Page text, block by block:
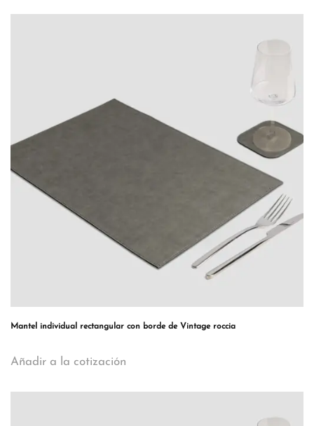
Mantel individual rectangular con borde de Vintage roccia
Añadir a la cotización